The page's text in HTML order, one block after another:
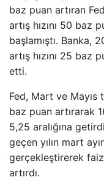
baz puan artıran
artış hızını 50 baz
başlamıştı. Banka,
artış hızını 25 baz
etti.
Fed, Mart ve Mayıs
baz puan artırarak
5,25 aralığına
geçen yılın mart
gerçekleştirerek
artırdı.